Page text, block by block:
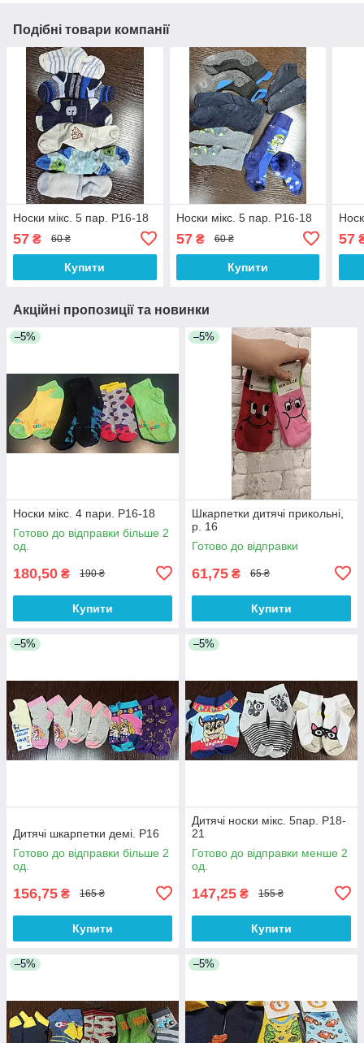
Подібні товари компанії
Носки мікс. 5 пар. Р16-18
57 ₴ 60 ₴
Купити
Носки мікс. 5 пар. Р16-18
57₴ 60 ₴
Купити
57
Акційні пропозиції та новинки
–5%
Носки мікс. 4 пари. Р16-18
Готово до відправки більше 2
од.
180,50 ₴ 190 ₴
Купити
–5%
Шкарпетки дитячі прикольні,
р. 16
Готово до відправки
61,75 ₴ 65 ₴
Купити
–5%
Дитячі шкарпетки демі. Р16
Готово до відправки більше 2
од.
156,75 ₴ 165 ₴
Купити
–5%
Дитячі носки мікс. 5пар. Р18-
21
Готово до відправки менше 2
од.
147,25 ₴ 155 ₴
Купити
–5% –5%